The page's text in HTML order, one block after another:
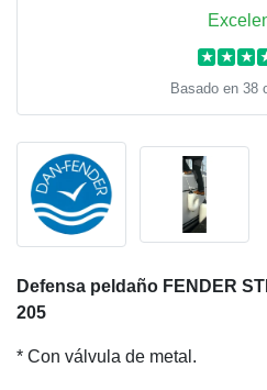
★ ★ ★
Basado en 38
Defensa peldaño FENDER
205
* Con válvula de metal.